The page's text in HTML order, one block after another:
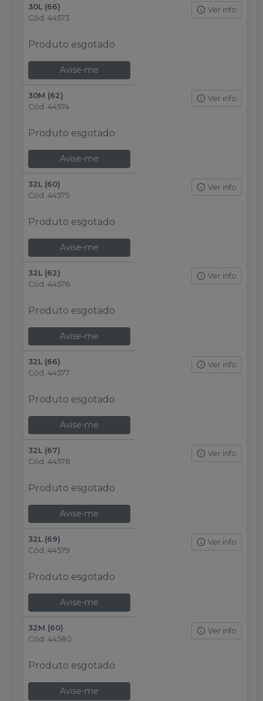
30L (66)
Cód. 44573
Ver info
Produto esgotado
Avise-me
30M (62)
Cód. 44574
Ver info
Produto esgotado
Avise-me
32L (60)
Cód. 44575
Ver info
Produto esgotado
Avise-me
32L (62)
Cód. 44576
Ver info
Produto esgotado
Avise-me
32L (66)
Cód. 44577
Ver info
Produto esgotado
Avise-me
32L (67)
Cód. 44578
Ver info
Produto esgotado
Avise-me
32L (69)
Cód. 44579
Ver info
Produto esgotado
Avise-me
32M (60)
Cód. 44580
Ver info
Produto esgotado
Avise-me